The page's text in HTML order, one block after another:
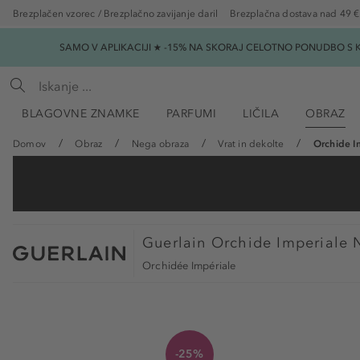
Brezplačen vzorec / Brezplačno zavijanje daril Brezplačna dostava nad 49 €
SAMO V APLIKACIJI ★ -15% NA SKORAJ CELOTNO PONUDBO
BLAGOVNE ZNAMKE PARFUMI LIČILA OBRAZ
Domov Obraz Nega obraza Vrat in dekolte Orchide
Guerlain Orchide Imperiale
Orchidée Impériale
-25%